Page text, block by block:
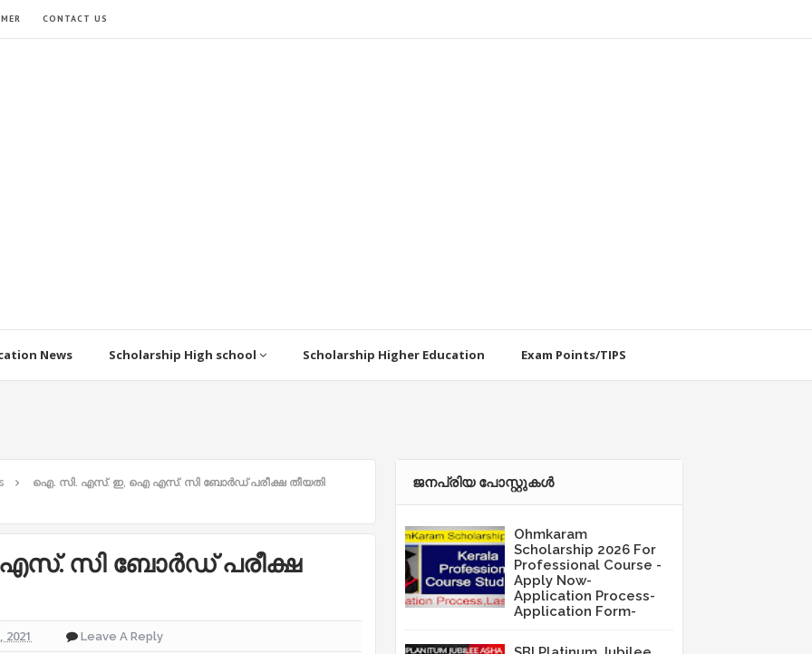
CONTACT US
News Scholarship High school Scholarship Higher Education Exam Points/TIPS
ഐ. സി. എസ്‌. ഇ, ഐ എസ്‌. സി ബോർഡ് പരീക്ഷ തീയതി
സി ബോർഡ് പരീക്ഷ
2021 Leave A Reply
ജനപ്രിയ പോസ്റ്റുകള്‍‌
Ohmkaram
Scholarship 2026 For
Professional Course -
Apply Now-
Application Process-
Application Form-